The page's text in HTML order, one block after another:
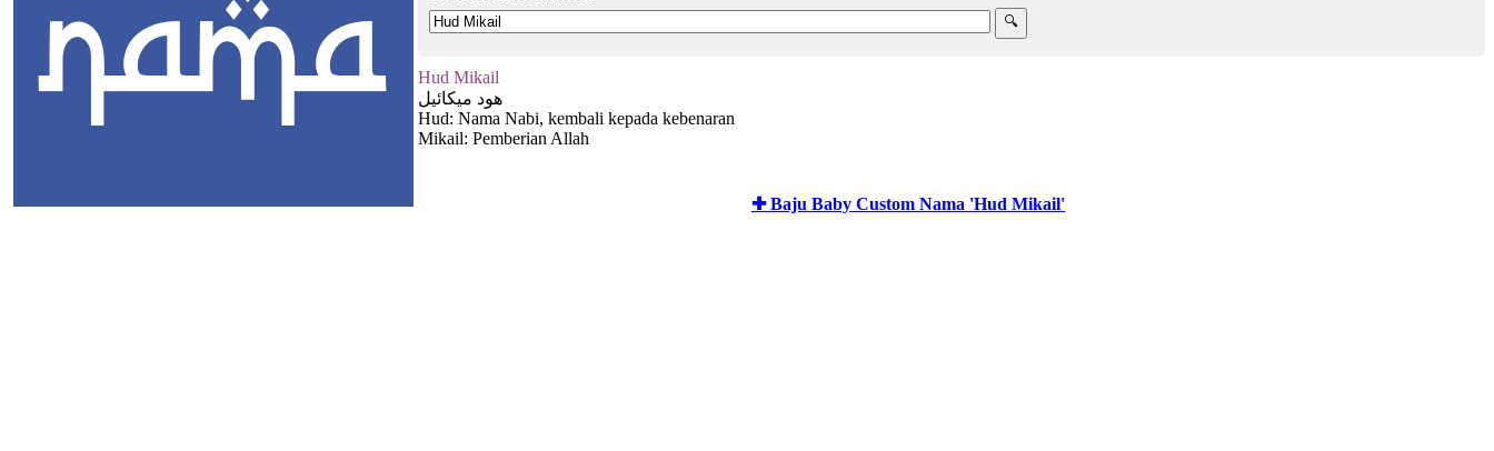
Hud Mikail
هود ميكائيل
Hud: Nama Nabi, kembali kepada kebenaran
Mikail: Pemberian Allah
✚ Baju Baby Custom Nama 'Hud Mikail'